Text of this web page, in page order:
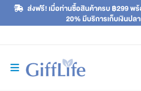
ส่งฟรี! เมื่อท่านซื้อสินค้าครบ ฿299 พ
20% มีบริการเก็บเงินปล